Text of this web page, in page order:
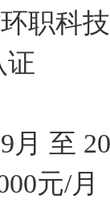
职科
证
月 至
元/月